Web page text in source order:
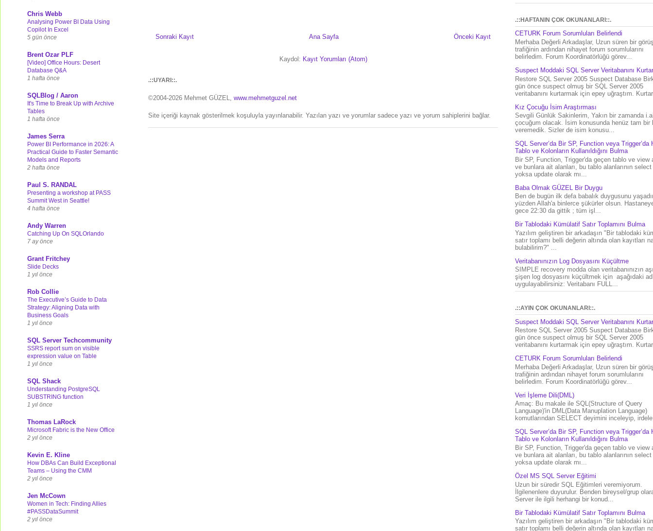
Sonraki Kayıt Önceki Kayıt
Ana Sayfa
Kaydol: Kayıt Yorumları (Atom)
.::UYARI::.
©2004-2026 Mehmet GÜZEL, www.mehmetguzel.net
Site içeriği kaynak gösterilmek koşuluyla yayınlanabilir. Yazılan yazı ve yorumlar sadece yazı ve yorum sahiplerini bağlar.
Chris Webb
Analysing Power BI Data Using
Copilot In Excel
5 gün önce
Brent Ozar PLF
[Video] Office Hours: Desert
Database Q&A
1 hafta önce
SQLBlog / Aaron
It's Time to Break Up with Archive
Tables
1 hafta önce
James Serra
Power BI Performance in 2026: A
Practical Guide to Faster Semantic
Models and Reports
2 hafta önce
Paul S. RANDAL
Presenting a workshop at PASS
Summit West in Seattle!
4 hafta önce
Andy Warren
Catching Up On SQLOrlando
7 ay önce
Grant Fritchey
Slide Decks
1 yıl önce
Rob Collie
The Executive’s Guide to Data
Strategy: Aligning Data with
Business Goals
1 yıl önce
SQL Server Techcommunity
SSRS report sum on visible
expression value on Table
1 yıl önce
SQL Shack
Understanding PostgreSQL
SUBSTRING function
1 yıl önce
Thomas LaRock
Microsoft Fabric is the New Office
2 yıl önce
Kevin E. Kline
How DBAs Can Build Exceptional
Teams – Using the CMM
2 yıl önce
Jen McCown
Women in Tech: Finding Allies
#PASSDataSummit
2 yıl önce
.::HAFTANIN ÇOK OKUNANLARI::.
CETURK Forum Sorumluları Belirlendi
Merhaba Değerli Arkadaşlar, Uzun süren bir
trafiğinin ardından nihayet forum sorumlularını
belirledim. Forum Koordinatörlüğü görev...
Suspect Moddaki SQL Server Veritabanını
Restore SQL Server 2005 Suspect Database
gün önce suspect olmuş bir SQL Server 2005
veritabanını kurtarmak için epey uğraştım.
Kız Çocuğu İsim Araştırması
Sevgili Günlük Sakinlerim, Yakın bir zamanda
çocuğum olacak. İsim konusunda henüz tam bir
veremedik. Sizler de isim konusu...
SQL Server’da Bir SP, Function veya Trigger’da
Tablo ve Kolonların Kullanıldığını Bulma
Bir SP, Function, Trigger'da geçen tablo ve view
ve bunlara ait alanları, bu tablo alanlarının
yoksa update olarak mı...
Baba Olmak GÜZEL Bir Duygu
Ben de bugün ilk defa babalık duygusunu
yüzden Allah'a binlerce şükürler olsun.
gece 22:30 da gittik ; tüm işl...
Bir Tablodaki Kümülatif Satır Toplamını Bulma
Yazılım geliştiren bir arkadaşın "Bir tablodaki
satır toplamı belli değerin altında olan kayıtları
bulabilirim?" ...
Veritabanınızın Log Dosyasını Küçültme
SIMPLE recovery modda olan veritabanınızın
şişen log dosyasını küçültmek için aşağıdaki
uygulayabilirsiniz: Veritabanı FULL...
.::AYIN ÇOK OKUNANLARI::.
Suspect Moddaki SQL Server Veritabanını
Restore SQL Server 2005 Suspect Database
gün önce suspect olmuş bir SQL Server 2005
veritabanını kurtarmak için epey uğraştım.
CETURK Forum Sorumluları Belirlendi
Merhaba Değerli Arkadaşlar, Uzun süren bir
trafiğinin ardından nihayet forum sorumlularını
belirledim. Forum Koordinatörlüğü görev...
Veri İşleme Dili(DML)
Amaç: Bu makale ile SQL(Structure of Query
Language)'in DML(Data Manuplation Language)
komutlarından SELECT deyimini inceleyip,
SQL Server’da Bir SP, Function veya Trigger’da
Tablo ve Kolonların Kullanıldığını Bulma
Bir SP, Function, Trigger'da geçen tablo ve view
ve bunlara ait alanları, bu tablo alanlarının
yoksa update olarak mı...
Özel MS SQL Server Eğitimi
Uzun bir süredir SQL Eğitimleri veremiyorum.
İlgilenenlere duyurulur. Benden bireysel/grup
Server ile ilgili herhangi bir konud...
Bir Tablodaki Kümülatif Satır Toplamını Bulma
Yazılım geliştiren bir arkadaşın "Bir tablodaki
satır toplamı belli değerin altında olan kayıtları